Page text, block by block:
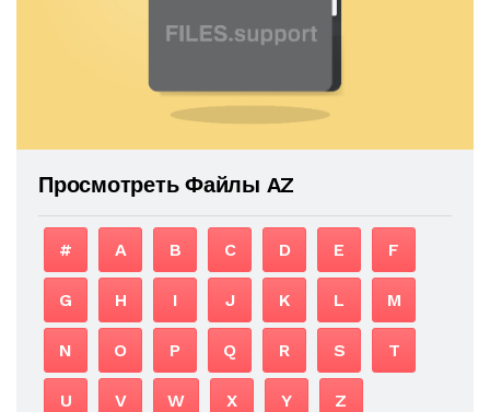
Просмотреть Файлы AZ
# A B C D E F
G H I J K L M
N O P Q R S T
U V W X Y Z